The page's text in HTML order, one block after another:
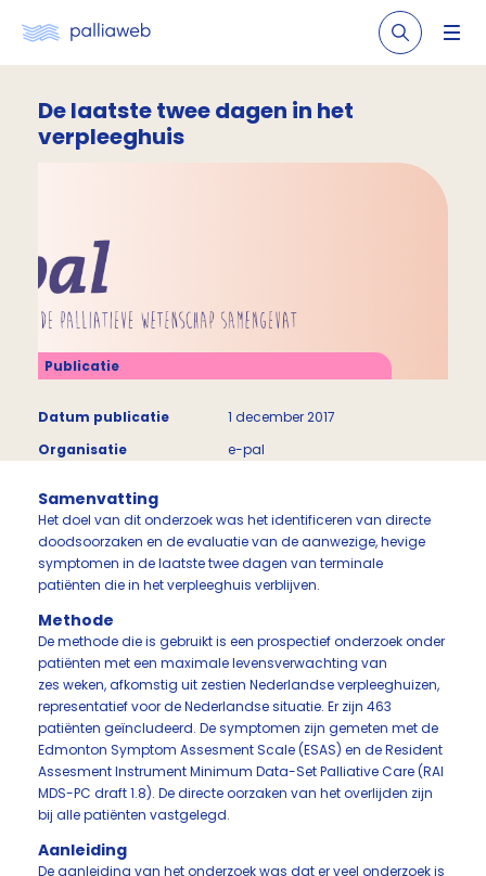
De laatste twee dagen in het
verpleeghuis
Publicatie
Datum publicatie
1 december 2017
Organisatie
e-pal
Samenvatting
Het doel van dit onderzoek was het identificeren van directe
doodsoorzaken en de evaluatie van de aanwezige, hevige
symptomen in de laatste twee dagen van terminale
patiënten die in het verpleeghuis verblijven.
Methode
De methode die is gebruikt is een prospectief onderzoek onder
patiënten met een maximale levensverwachting van
zes weken, afkomstig uit zestien Nederlandse verpleeghuizen,
representatief voor de Nederlandse situatie. Er zijn 463
patiënten geïncludeerd. De symptomen zijn gemeten met de
Edmonton Symptom Assesment Scale (ESAS) en de Resident
Assesment Instrument Minimum Data-Set Palliative Care (RAI
MDS-PC draft 1.8). De directe oorzaken van het overlijden zijn
bij alle patiënten vastgelegd.
Aanleiding
De aanleiding van het onderzoek was dat er veel onderzoek is